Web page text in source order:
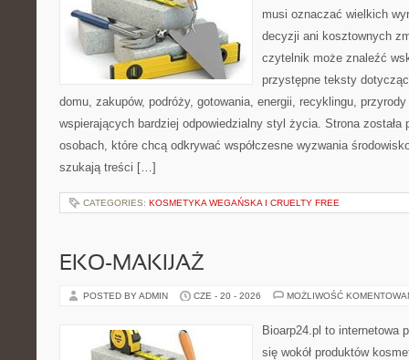
musi oznaczać wielkich
decyzji ani kosztownych
czytelnik może znaleźć
przystępne teksty
domu, zakupów, podróży, gotowania, energii, recyklingu,
wspierających bardziej odpowiedzialny styl życia. Strona została
osobach, które chcą odkrywać współczesne wyzwania
szukają treści […]
CATEGORIES: KOSMETYKA WEGAŃSKA I CRUELTY FREE
EKO-MAKIJAŻ
POSTED BY ADMIN CZE - 20 - 2026 MOŻLIWOŚĆ
Bioarp24.pl to internetowa
się wokół produktów